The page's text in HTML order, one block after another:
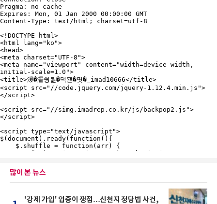
많이 본 뉴스
'강제 가입' 입증이 쟁점…신천지 정당법 사건,